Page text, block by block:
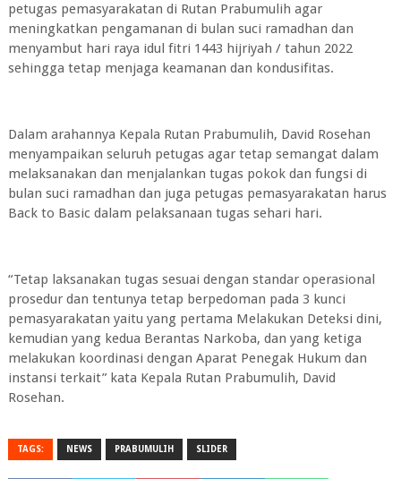
petugas pemasyarakatan di Rutan Prabumulih agar
meningkatkan pengamanan di bulan suci ramadhan dan
menyambut hari raya idul fitri 1443 hijriyah / tahun 2022
sehingga tetap menjaga keamanan dan kondusifitas.
Dalam arahannya Kepala Rutan Prabumulih, David Rosehan
menyampaikan seluruh petugas agar tetap semangat dalam
melaksanakan dan menjalankan tugas pokok dan fungsi di
bulan suci ramadhan dan juga petugas pemasyarakatan harus
Back to Basic dalam pelaksanaan tugas sehari hari.
“Tetap laksanakan tugas sesuai dengan standar operasional
prosedur dan tentunya tetap berpedoman pada 3 kunci
pemasyarakatan yaitu yang pertama Melakukan Deteksi dini,
kemudian yang kedua Berantas Narkoba, dan yang ketiga
melakukan koordinasi dengan Aparat Penegak Hukum dan
instansi terkait” kata Kepala Rutan Prabumulih, David
Rosehan.
TAGS: NEWS PRABUMULIH SLIDER